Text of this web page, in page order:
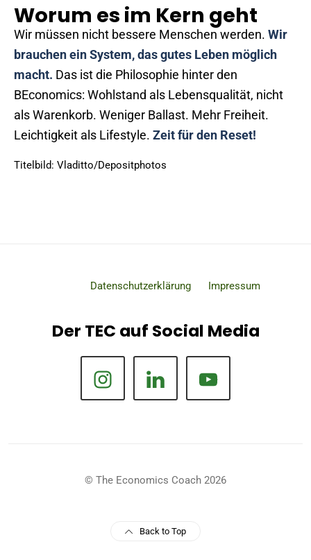
Worum es im Kern geht
Wir müssen nicht bessere Menschen werden. Wir
brauchen ein System, das gutes Leben möglich
macht. Das ist die Philosophie hinter den
BEconomics: Wohlstand als Lebensqualität, nicht
als Warenkorb. Weniger Ballast. Mehr Freiheit.
Leichtigkeit als Lifestyle. Zeit für den Reset!
Titelbild: Vladitto/Depositphotos
Datenschutzerklärung Impressum
Der TEC auf Social Media
© The Economics Coach 2026
Back to Top